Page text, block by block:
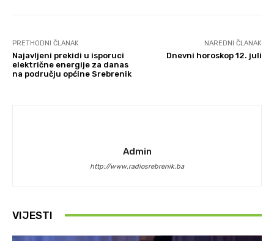
PRETHODNI ČLANAK
Najavljeni prekidi u isporuci
električne energije za danas
na području općine Srebrenik
NAREDNI ČLANAK
Dnevni horoskop 12. juli
Admin
http://www.radiosrebrenik.ba
VIJESTI